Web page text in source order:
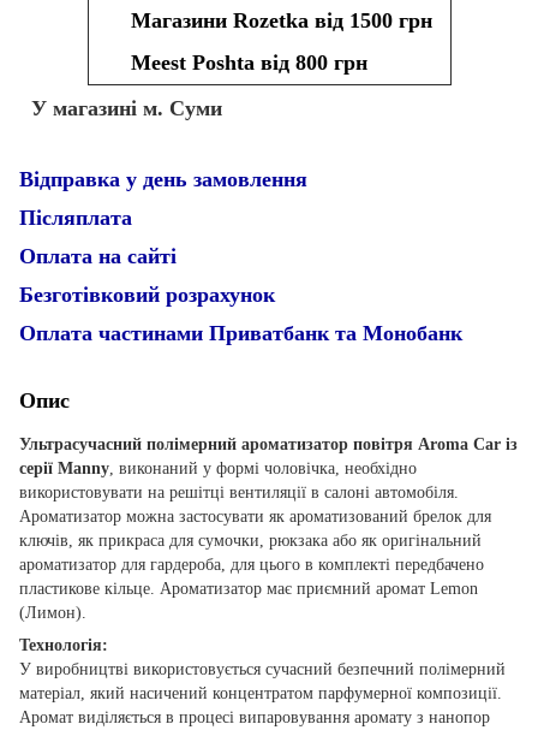
Магазини Rozetka від 1500 грн
Meest Poshta від 800 грн
У магазині м. Суми
Відправка у день замовлення
Післяплата
Оплата на сайті
Безготівковий розрахунок
Оплата частинами Приватбанк та Монобанк
Опис
Ультрасучасний полімерний ароматизатор повітря Aroma Car із
серії Manny , виконаний у формі чоловічка, необхідно
використовувати на решітці вентиляції в салоні автомобіля.
Ароматизатор можна застосувати як ароматизований брелок для
ключів, як прикраса для сумочки, рюкзака або як оригінальний
ароматизатор для гардероба, для цього в комплекті передбачено
пластикове кільце. Ароматизатор має приємний аромат Lemon
(Лимон).
Технологія:
У виробництві використовується сучасний безпечний полімерний
матеріал, який насичений концентратом парфумерної композиції.
Аромат виділяється в процесі випаровування аромату з нанопор